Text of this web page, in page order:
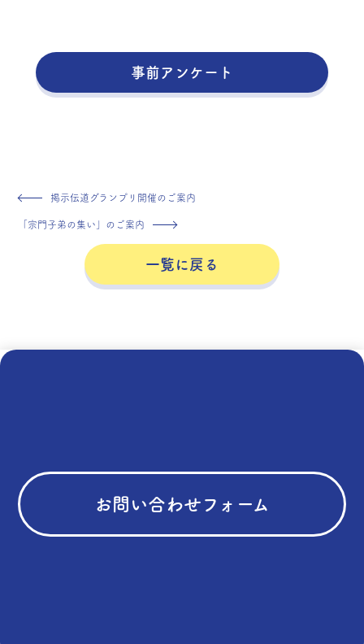
事前アンケート
掲示伝道グランプリ開催のご案内
一覧に戻る
「宗門子弟の集い」のご案内
お問い合わせフォーム